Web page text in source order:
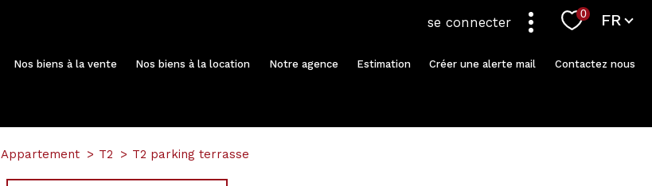
se connecter
0 FR
Nos biens à la vente Nos biens à la location Notre agence Estimation Créer une alerte mail Contactez nous
Appartement T2 T2 parking terrasse